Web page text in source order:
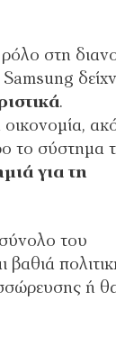
ρόλο στη
.
οικονοµία,
το σύστηµα
για τη
του
ή